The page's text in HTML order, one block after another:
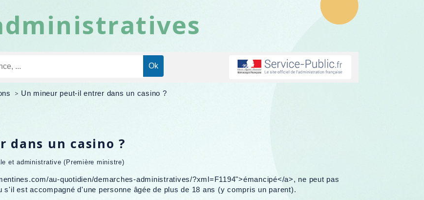
> Un mineur peut-il entrer dans un casino ?
un casino ?
et administrative (Première ministre)
au-quotidien/demarches-administratives/?xml=F1194">émancipé</a>, ne peut pas
est accompagné d'une personne âgée de plus de 18 ans (y compris un parent).